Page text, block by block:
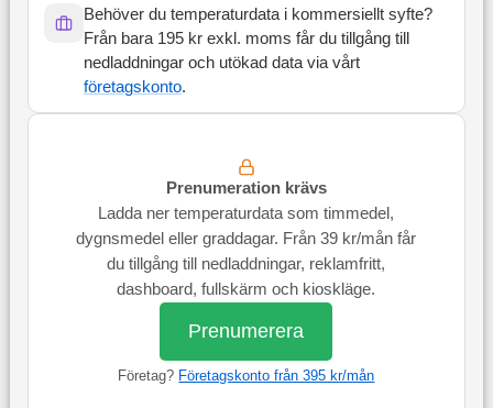
Behöver du temperaturdata i kommersiellt syfte?
Från bara 195 kr exkl. moms får du tillgång till
nedladdningar och utökad data via vårt
företagskonto.
Prenumeration krävs
Ladda ner temperaturdata som timmedel,
dygnsmedel eller graddagar. Från 39 kr/mån får
du tillgång till nedladdningar, reklamfritt,
dashboard, fullskärm och kioskläge.
Prenumerera
Företag? Företagskonto från 395 kr/mån